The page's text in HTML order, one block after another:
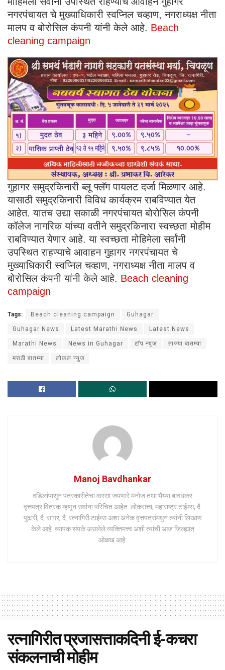
नगरपंचायत चे मुख्याधिकारी स्वप्निल चव्हाण, नगराध्यक्ष नीता
मालप व बोरोसिल कंपनी यांनी केले आहे. Beach
cleaning campaign
गुहागर समुद्रकिनारी ब्लू फ्लॅग पायलट दर्जा मिळणार आहे.
यासाठी समुद्रकिनारी विविध कार्यक्रम राबविण्यात येत
आहेत. यातच उद्या सकाळी नगरपंचायत बोरोसिल कंपनी
कॉलेज नागरिक यांच्या वतीने समुद्रकिनारा स्वच्छता मोहीम
राबविण्यात येणार आहे. या स्वच्छता मोहिमेला सर्वांनी
उपस्थित राहण्याचे आवाहन गुहागर नगरपंचायत चे
मुख्याधिकारी स्वप्निल चव्हाण, नगराध्यक्ष नीता मालप व
बोरोसिल कंपनी यांनी केले आहे. Beach cleaning
campaign
Tags: Beach cleaning campaign Guhagar
Guhagar News Latest Marathi News Latest News
Marathi News News in Guhagar टॉप न्युज ताज्या बातम्या
मराठी बातम्या लोकल न्युज
Manoj Bavdhankar
वडिलांपासून पत्रकारीतेचा वारसा जपणारे मनोज तथा भैय्या बावधकर
वृत्तपत्र वितरक म्हणून सर्वाना परिचित आहेत. लोकसत्ता, महाराष्ट्र टाईम्स, दै.
पुढारी, दै. सागर, दै. रत्नागिरी टाईम्स अशा अनेक वृत्तपत्रांमधुन त्यांनी लिखाण
केले आहे. व्यापक संपर्क असलेले व्यक्तिमत्त्व अशी त्यांची आज जिल्ह्यात
ओळख आहे.
रत्नागिरीत प्रजासत्ताकदिनी ई-कचरा
संकलनाची मोहीम